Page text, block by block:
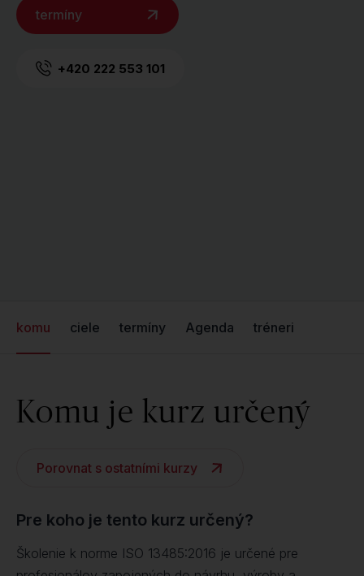
termíny
+420 222 553 101
komu ciele termíny Agenda tréneri
Komu je kurz určený
Porovnat s ostatními kurzy
Pre koho je tento kurz určený?
Školenie k norme ISO 13485:2016 je určené pre